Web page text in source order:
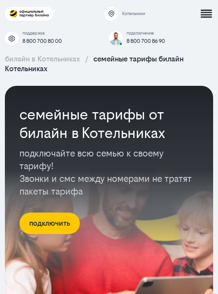
Котельники
поддержка
8 800 700 80 00
подключение
8 800 700 86 90
билайн в Котельниках /
семейные тарифы билайн
Котельниках
семейные тарифы от
билайн в Котельниках
подключайте всю семью к своему
тарифу!
Звонки и смс между номерами не тратят
пакеты тарифа
подключить